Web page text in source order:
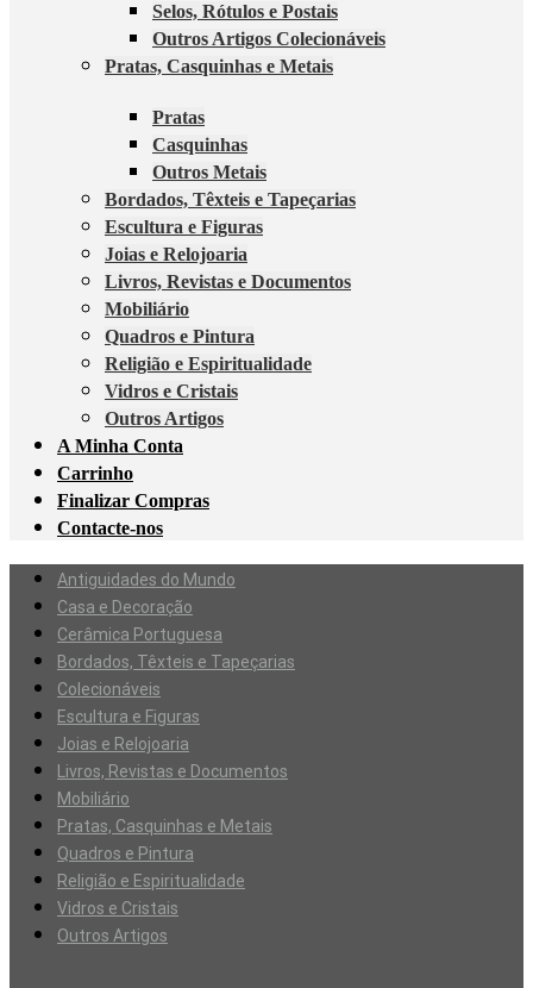
Selos, Rótulos e Postais
Outros Artigos Colecionáveis
Pratas, Casquinhas e Metais
Pratas
Casquinhas
Outros Metais
Bordados, Têxteis e Tapeçarias
Escultura e Figuras
Joias e Relojoaria
Livros, Revistas e Documentos
Mobiliário
Quadros e Pintura
Religião e Espiritualidade
Vidros e Cristais
Outros Artigos
A Minha Conta
Carrinho
Finalizar Compras
Contacte-nos
Antiguidades do Mundo
Casa e Decoração
Cerâmica Portuguesa
Bordados, Têxteis e Tapeçarias
Colecionáveis
Escultura e Figuras
Joias e Relojoaria
Livros, Revistas e Documentos
Mobiliário
Pratas, Casquinhas e Metais
Quadros e Pintura
Religião e Espiritualidade
Vidros e Cristais
Outros Artigos